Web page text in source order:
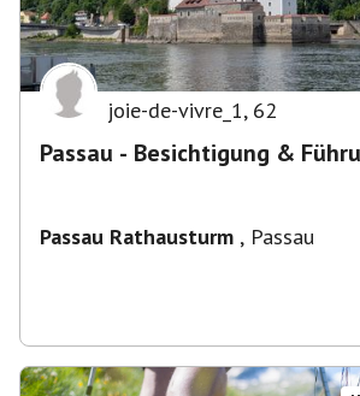
joie-de-vivre_1, 62
Passau - Besichtigung &
Passau Rathausturm , Passau